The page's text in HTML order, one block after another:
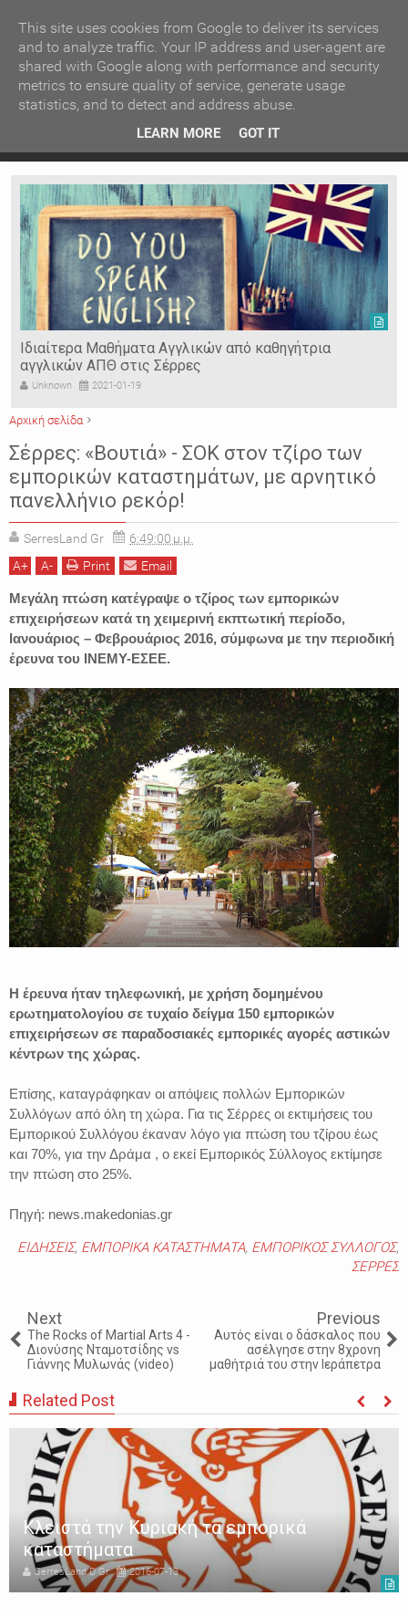
Ιερόσυλοι έκλεψαν τάματα από Ιερό Ναό στις Σέρρες
Ιδιαίτερα Μαθήματα Αγγλικών από καθηγήτρια
αγγλικών ΑΠΘ στις Σέρρες
Unknown 2021-01-19
Αρχική σελίδα
ΕΙΔΗΣΕΙΣ
ΕΜΠΟΡΙΚΑ ΚΑΤΑΣΤΗΜΑΤΑ
ΕΜΠΟΡΙΚΟΣ ΣΥΛΛΟΓΟΣ
ΣΕΡΡΕΣ
Σέρρες: «Βουτιά» - ΣΟΚ στον τζίρο των
εμπορικών καταστημάτων, με αρνητικό
πανελλήνιο ρεκόρ!
SerresLand Gr
6:49:00 μ.μ.
A+ A- Print Email
Μεγάλη πτώση κατέγραψε ο τζίρος των εμπορικών
επιχειρήσεων κατά τη χειμερινή εκπτωτική περίοδο,
Ιανουάριος – Φεβρουάριος 2016, σύμφωνα με την περιοδική
έρευνα του ΙΝΕΜΥ-ΕΣΕΕ.
Η έρευνα ήταν τηλεφωνική, με χρήση δομημένου
ερωτηματολογίου σε τυχαίο δείγμα 150 εμπορικών
επιχειρήσεων σε παραδοσιακές εμπορικές αγορές αστικών
κέντρων της χώρας.
Επίσης, καταγράφηκαν οι απόψεις πολλών Εμπορικών
Συλλόγων από όλη τη χώρα. Για τις Σέρρες οι εκτιμήσεις του
Εμπορικού Συλλόγου έκαναν λόγο για πτώση του τζίρου έως
και 70%, για την Δράμα , ο εκεί Εμπορικός Σύλλογος εκτίμησε
την πτώση στο 25%.
Πηγή: news.makedonias.gr
ΕΙΔΗΣΕΙΣ, ΕΜΠΟΡΙΚΑ ΚΑΤΑΣΤΗΜΑΤΑ, ΕΜΠΟΡΙΚΟΣ ΣΥΛΛΟΓΟΣ,
ΣΕΡΡΕΣ
Next
Τhe Rocks of Martial Arts 4 -
Διονύσης Νταμοτσίδης vs
Γιάννης Μυλωνάς (video)
Previous
Αυτός είναι ο δάσκαλος που
ασέλγησε στην 8χρονη
μαθήτριά του στην Ιεράπετρα
Related Post
Κλειστά την Κυριακή τα εμπορικά
καταστήματα
SerresLand D Gr 2016-07-13
ΚΕΝΤΡΙΚΗ ΑΝΑ ΚΑΤΗΓΟΡΙΑ
ΕΙΔΗΣΕΙΣ ΑΝΑ ΠΕΡΙΟΧΗ
ΠΡΟΣΦΑΤΑ ΝΕΑ
Ν. ΣΕΡΡΩΝ Η ΓΗ ΜΑΣ
ΤΥΧΑΙΕΣ ΑΝΑΡΤΗΣΕΙΣ/ΑΡΘΡΑ
Serres Racing Circuit
Panserraikos FC
Ikaroi B.C.
This site uses cookies from Google to deliver its services
and to analyze traffic. Your IP address and user-agent are
shared with Google along with performance and security
metrics to ensure quality of service, generate usage
statistics, and to detect and address abuse.
LEARN MORE GOT IT